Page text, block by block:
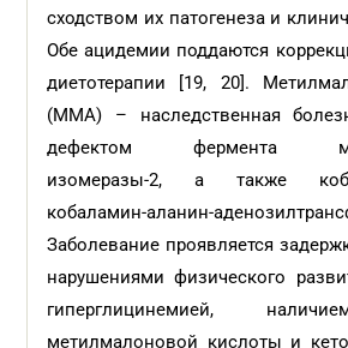
сходством их патогенеза и
Обе ацидемии поддаются
диетотерапии [19, 20].
(ММА) – наследственная
дефектом фермента
изомеразы-2, а также
кобаламин-аланин-
Заболевание проявляется
нарушениями физического
гиперглицинемией,
метилмалоновой кислоты и